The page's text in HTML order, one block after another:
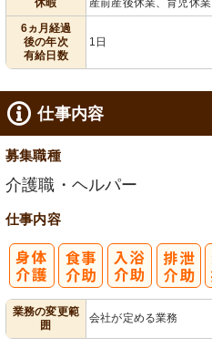
休暇
産前産後休業、育児休業
6ヵ月経過
後の年次
有給日数
1日
仕事内容
募集職種
介護職・ヘルパー
仕事内容
業務の変更範
囲
会社が定める業務